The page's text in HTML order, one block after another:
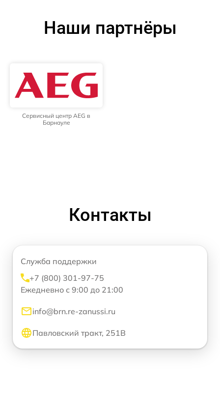
Наши партнёры
Сервисный центр AEG в
Барнауле
Контакты
Служба поддержки
+7 (800) 301-97-75
Ежедневно с 9:00 до 21:00
info@brn.re-zanussi.ru
Павловский тракт, 251В